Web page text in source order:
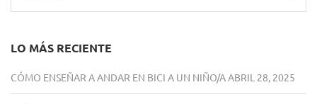
LO MÁS RECIENTE
CÓMO ENSEÑAR A ANDAR EN BICI A UN NIÑO/AABRIL 28, 2025